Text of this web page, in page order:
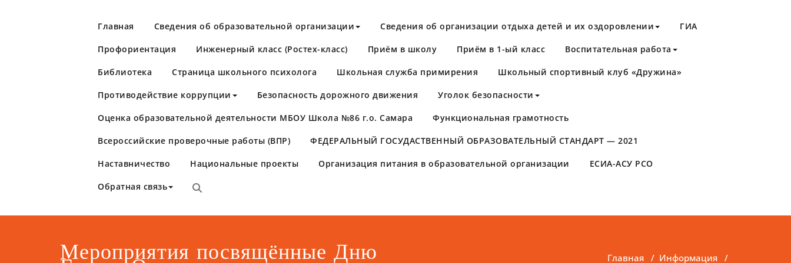
Школа №86
Главная Сведения об образовательной организации Сведения об организации отдыха детей и их оздоровлении ГИА
Профориентация Инженерный класс (Ростех-класс) Приём в школу Приём в 1-ый класс Воспитательная работа
Библиотека Страница школьного психолога Школьная служба примирения Школьный спортивный клуб «Дружина»
Противодействие коррупции Безопасность дорожного движения Уголок безопасности
Оценка образовательной деятельности МБОУ Школа №86 г.о. Самара Функциональная грамотность
Всероссийские проверочные работы (ВПР) ​ФЕДЕРАЛЬНЫЙ ГОСУДАСТВЕННЫЙ ОБРАЗОВАТЕЛЬНЫЙ СТАНДАРТ — 2021
Наставничество Национальные проекты Организация питания в образовательной организации ЕСИА-АСУ РСО
Обратная связь
Мероприятия посвящённые Дню Главная / Информация /